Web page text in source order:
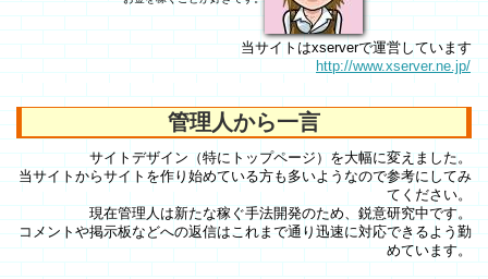
当サイトはxserverで運営しています
http://www.xserver.ne.jp/
管理人から一言
サイトデザイン（特にトップページ）を大幅に変えました。
当サイトからサイトを作り始めている方も多いようなので参考にしてみ
てください。
現在管理人は新たな稼ぐ手法開発のため、鋭意研究中です。
コメントや掲示板などへの返信はこれまで通り迅速に対応できるよう勤
めています。